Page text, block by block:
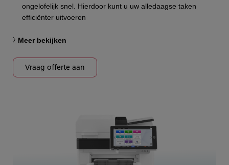
ongelofelijk snel. Hierdoor kunt u uw alledaagse taken
efficiënter uitvoeren
Meer bekijken
Vraag offerte aan